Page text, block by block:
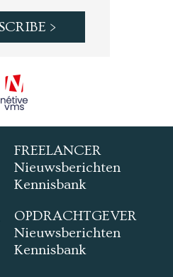
FREELANCER
Nieuwsberichten
Kennisbank
OPDRACHTGEVER
Nieuwsberichten
Kennisbank